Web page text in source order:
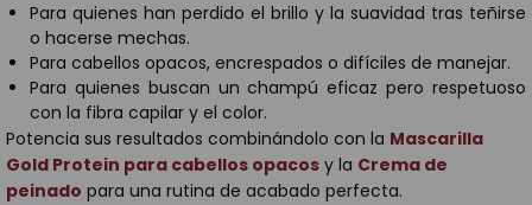
Para quienes han perdido el brillo y la suavidad tras teñirse
o hacerse mechas.
Para cabellos opacos, encrespados o difíciles de manejar.
Para quienes buscan un champú eficaz pero respetuoso
con la fibra capilar y el color.
Potencia sus resultados combinándolo con la Mascarilla
Gold Protein para cabellos opacos y la Crema de
peinado para una rutina de acabado perfecta.